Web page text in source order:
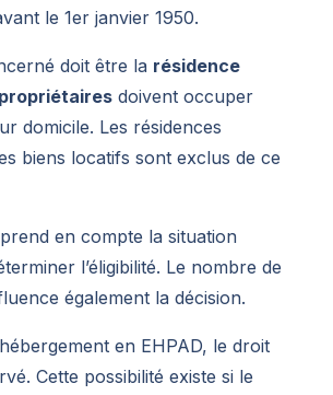
le 1er janvier 1950.
doit être la résidence
propriétaires doivent occuper
domicile. Les résidences
biens locatifs sont exclus de ce
prend en compte la situation
l’éligibilité. Le nombre de
également la décision.
en EHPAD, le droit
Cette possibilité existe si le